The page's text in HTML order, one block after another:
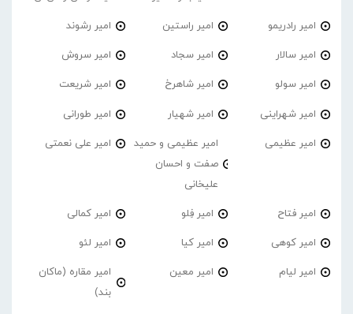
امیر رادریمو امیر راستین امیر رشوند
امیر سالار امیر سجاد امیر سروش
امیر سولو امیر شاهرخ امیر شریعت
امیر شهراینی امیر شهیار امیر طورانی
امیر عظیمی
امیر عظیمی و حمید
صفت و احسان
علیخانی
امیر علی نعمتی
امیر فتاح امیر فِلو امیر کمالی
امیر کوهی امیر کیا امیر لئو
امیر لیام امیر معین
امیر مقاره (ماکان
بند)